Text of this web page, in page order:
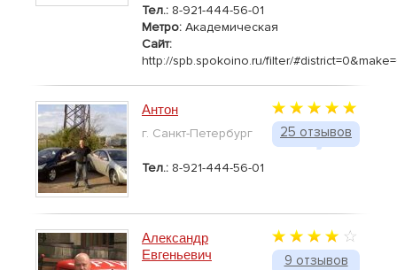
Тел.: 8-921-444-56-01
Метро: Академическая
Сайт:
http://spb.spokoino.ru/filter/
25 отзывов
Антон
г. Санкт-Петербург
Тел.: 8-921-444-56-01
9 отзывов
Александр
Евгеньевич